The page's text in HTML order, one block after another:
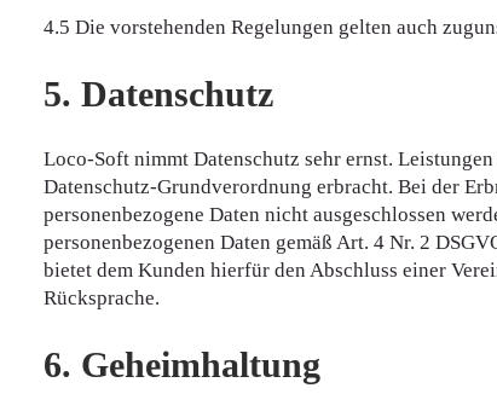
4.5 Die vorstehenden Regelungen gelten auch
5. Datenschutz
Loco-Soft nimmt Datenschutz sehr ernst.
Datenschutz-Grundverordnung erbracht. Bei der
personenbezogene Daten nicht ausgeschlossen
personenbezogenen Daten gemäß Art. 4 Nr. 2
bietet dem Kunden hierfür den Abschluss einer
Rücksprache.
6. Geheimhaltung